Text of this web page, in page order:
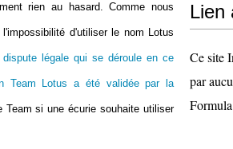
rien au hasard. Comme nous
d'utiliser le nom Lotus
dispute légale qui se déroule en ce
Team Lotus a été validée par la
si une écurie souhaite utiliser
Lien
Ce site
par